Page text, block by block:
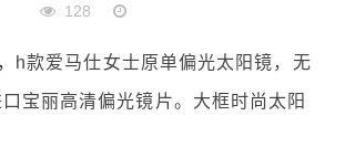
128
h款爱马仕女士原单偏光太阳镜，无
宝丽高清偏光镜片。大框时尚太阳